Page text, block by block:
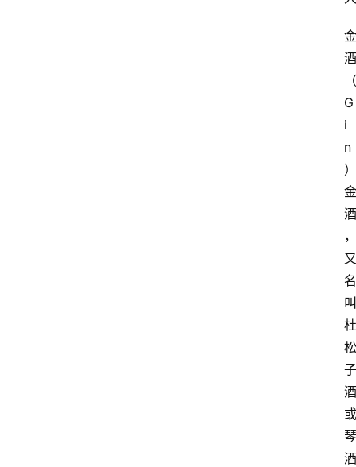
金
酒
（
G
i
n
）
金
酒
，
又
名
叫
杜
松
子
酒
或
琴
酒